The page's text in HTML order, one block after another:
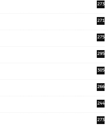
273
271
275
295
305
266
244
273